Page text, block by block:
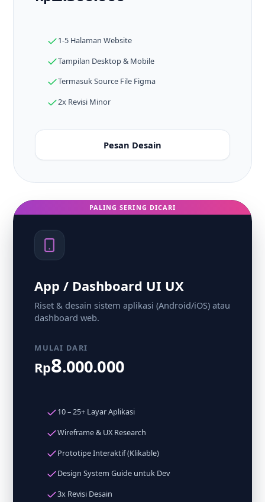
1-5 Halaman Website
Tampilan Desktop & Mobile
Termasuk Source File Figma
2x Revisi Minor
Pesan Desain
PALING SERING DICARI
App / Dashboard UI UX
Riset & desain sistem aplikasi (Android/iOS) atau
dashboard web.
MULAI DARI
Rp8.000.000
10 – 25+ Layar Aplikasi
Wireframe & UX Research
Prototipe Interaktif (Klikable)
Design System Guide untuk Dev
3x Revisi Desain